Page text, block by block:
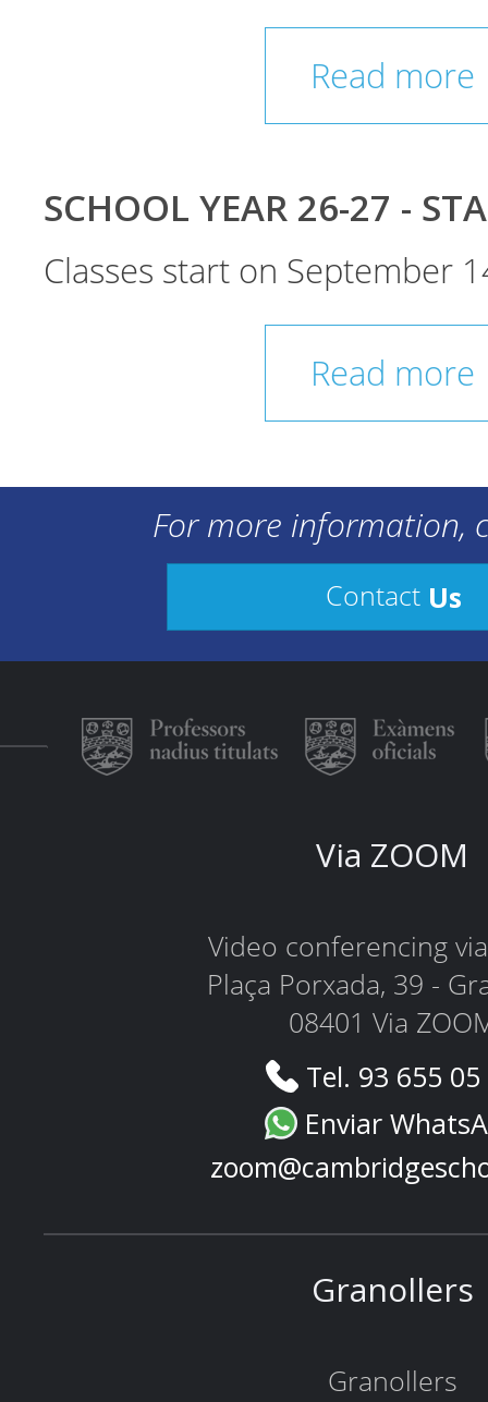
Read more
SCHOOL YEAR 26-27 -
Classes start on September
Read more
For more information,
Contact Us
Via ZOOM
Video conferencing
Plaça Porxada, 39 -
08401 Via
Tel. 93 655
Enviar
Granollers
Granollers